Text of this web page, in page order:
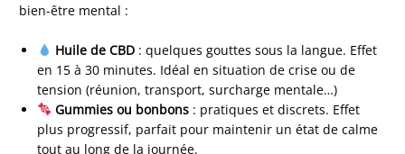
bien-être mental :
Huile de CBD: quelques gouttes sous la langue. Effet
en 15 à 30 minutes. Idéal en situation de crise ou de
tension (réunion, transport, surcharge mentale…)
Gummies ou bonbons: pratiques et discrets. Effet
plus progressif, parfait pour maintenir un état de calme
tout au long de la journée.